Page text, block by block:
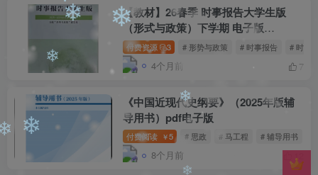
【教材】26春季 时事报告大学生版
（形式与政策）下学期 电子版
pdf+word
付费资源 3 # 形势与政策 # 时事报告 # 时事
4个月前 7
《中国近现代史纲要》（2025年版辅
导用书）pdf电子版
付费阅读 ￥5 # 思政 # 马工程 # 辅导用书
8个月前 12
❄
❄
❄
❄
❄
❄ ❄